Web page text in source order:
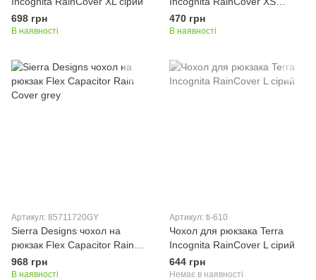
698 грн
В наявності
жовтий
470 грн
В наявності
Артикул: 85711720GY
Sierra Designs чохол на
рюкзак Flex Capacitor Rain
Cover grey
968 грн
В наявності
Артикул: ti-610
Чохол для рюкзака Terra
Incognita RainCover L сірий
644 грн
Немає в наявності